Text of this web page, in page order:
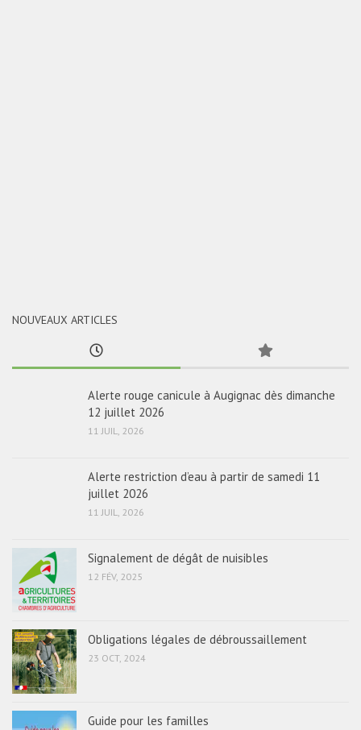
NOUVEAUX ARTICLES
Alerte rouge canicule à Augignac dès dimanche
12 juillet 2026
11 JUIL, 2026
Alerte restriction d’eau à partir de samedi 11
juillet 2026
11 JUIL, 2026
Signalement de dégât de nuisibles
12 FÉV, 2025
Obligations légales de débroussaillement
23 OCT, 2024
Guide pour les familles